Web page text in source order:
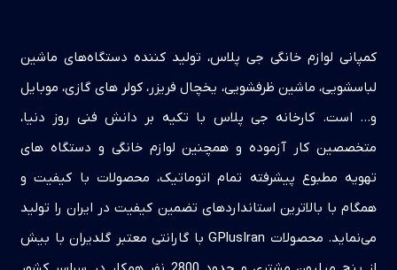
کمپانی لوازم خانگی جی پلاس، تولید کننده دستگاه‌های ماشین
لباسشویی، ماشین ظرفشویی، یخچال فریزر، کولر های گازی، موبایل
و… است. کارخانه جی پلاس با تکیه بر دانش فنی روز دنیا،
متخصصین کار آزموده و همچنین لوازم خانگی و دستگاه های
تهویه مطبوع پیشرفته تمام اتوماتیک، محصولات با کیفیت و
همگام با بالاترین استانداردهای تضمین کیفیت در ایران را تولید
می‌نماید. محصولات GPlusIran با گارانتی معتبر گلدیران با بیش